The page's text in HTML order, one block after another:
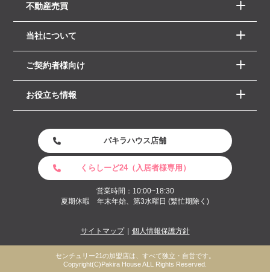
不動産売買
当社について
ご契約者様向け
お役立ち情報
パキラハウス店舗
くらしーど24（入居者様専用）
営業時間：10:00~18:30
夏期休暇 年末年始、第3水曜日 (繁忙期除く)
サイトマップ 個人情報保護方針
センチュリー21の加盟店は、すべて独立・自営です。
Copyright(C)Pakira House ALL Rights Reserved.